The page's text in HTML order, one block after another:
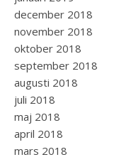
december 2018
november 2018
oktober 2018
september 2018
augusti 2018
juli 2018
maj 2018
april 2018
mars 2018